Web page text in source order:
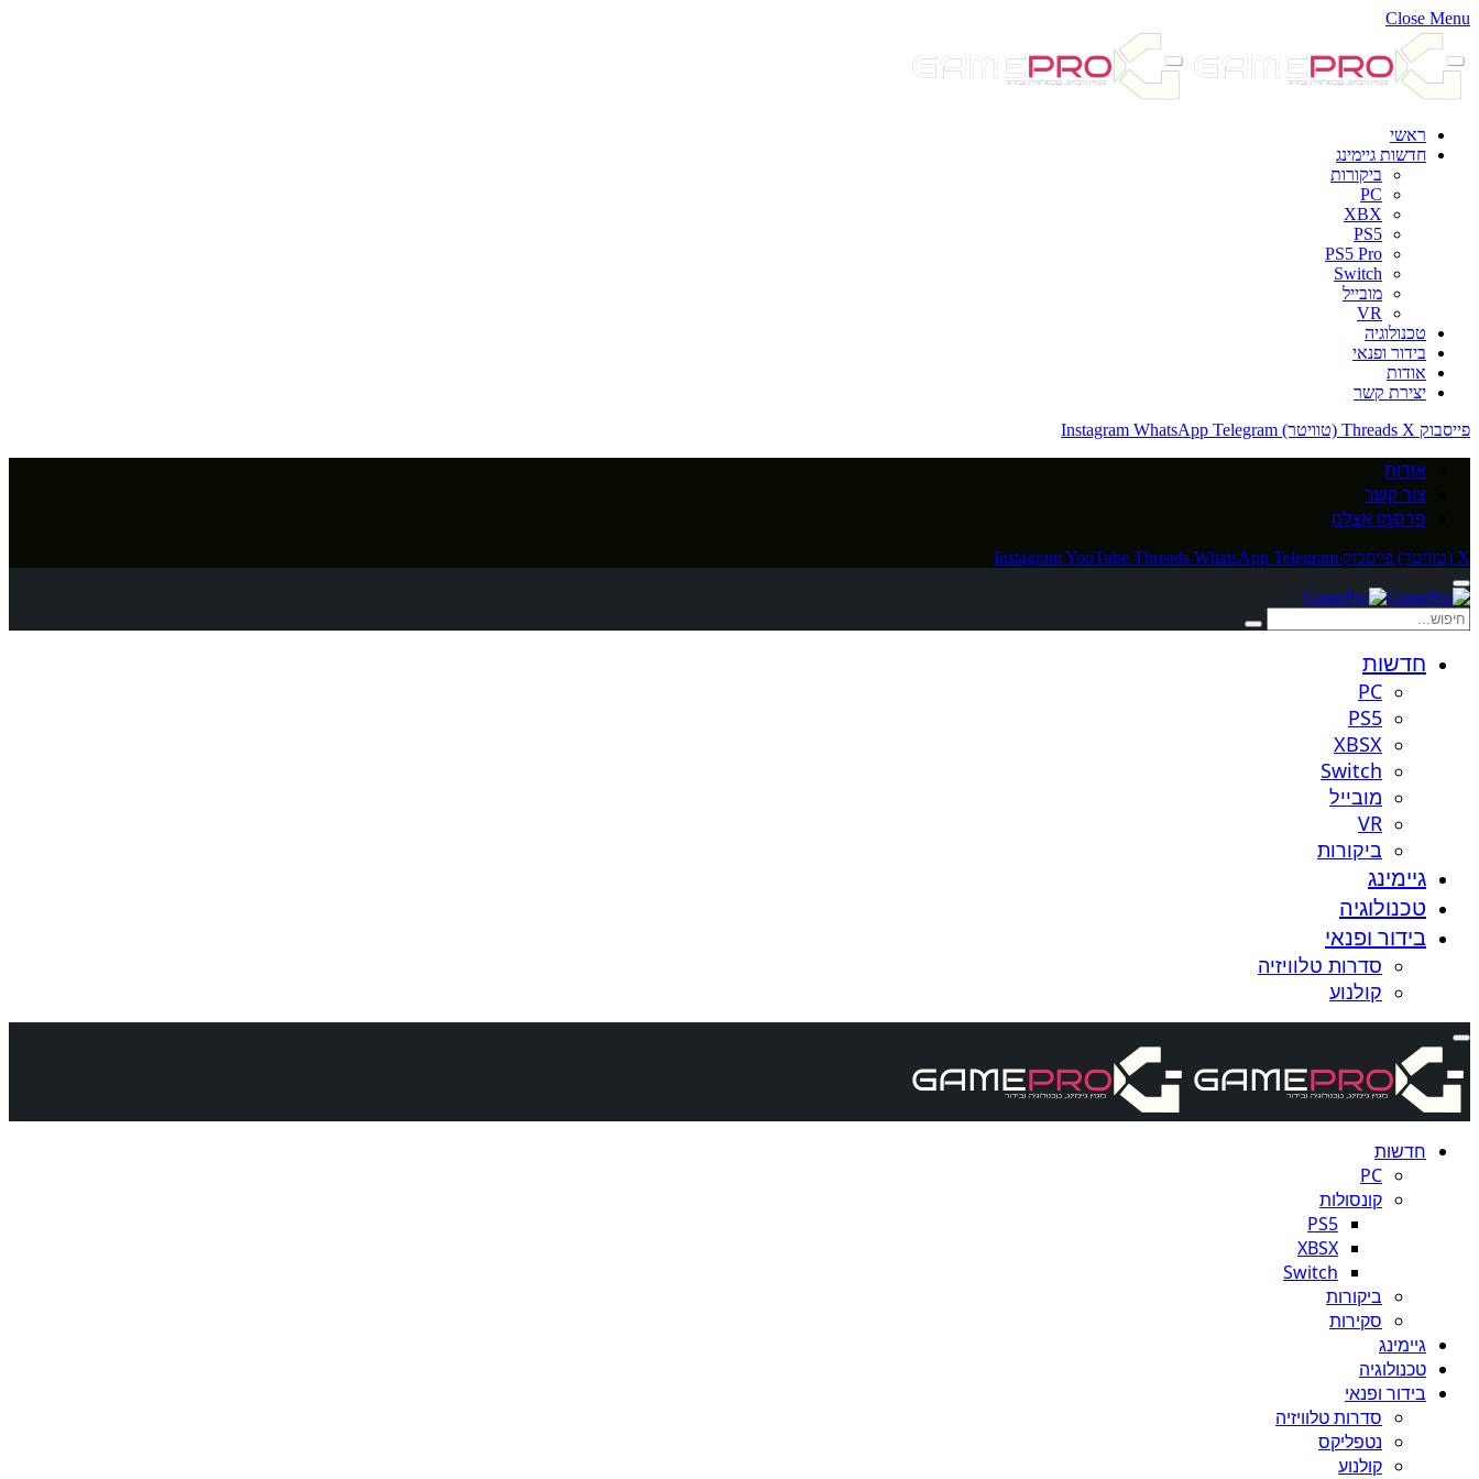
Close Menu
ראשי
חדשות גיימינג
ביקורות
PC
XBX
PS5
PS5 Pro
Switch
מובייל
VR
טכנולוגיה
בידור ופנאי
אודות
יצירת קשר
פייסבוק
Threads X (טוויטר) Instagram WhatsApp Telegram
אודות
צור קשר
פרסמו אצלנו
X (טוויטר) פייסבוק InstagramYouTube Threads WhatsApp Telegram
חדשות
PC
PS5
XBSX
Switch
מובייל
VR
ביקורות
גיימינג
טכנולוגיה
בידור ופנאי
סדרות טלוויזיה
קולנוע
חדשות
PC
קונסולות
PS5
XBSX
Switch
ביקורות
סקירות
גיימינג
טכנולוגיה
בידור ופנאי
סדרות טלוויזיה
נטפליקס
קולנוע